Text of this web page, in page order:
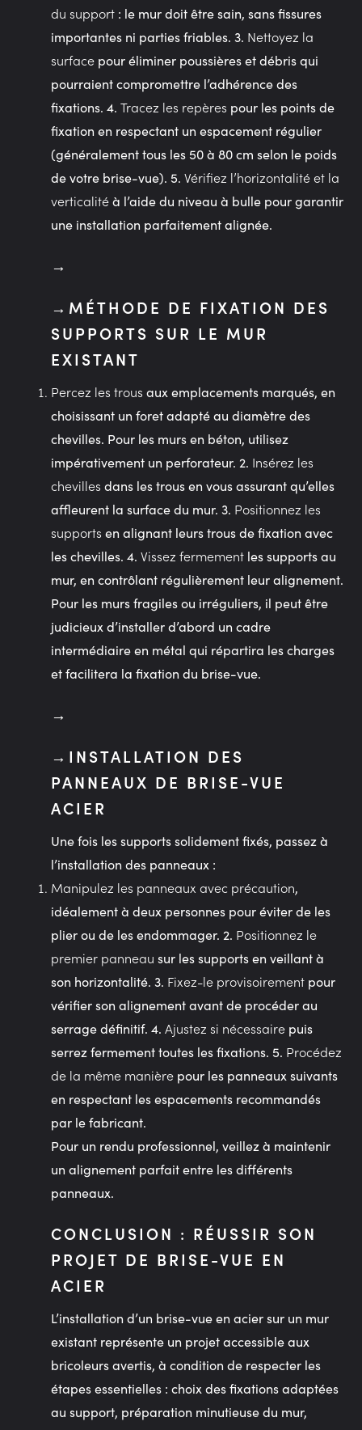
du support: le mur doit être sain, sans fissures
importantes ni parties friables. 3. Nettoyez la
surfacepour éliminer poussières et débris qui
pourraient compromettre l’adhérence des
fixations. 4. Tracez les repères pour les points de
fixation en respectant un espacement régulier
(généralement tous les 50 à 80 cm selon le poids
de votre brise-vue). 5. Vérifiez l’horizontalité et la
verticalitéà l’aide du niveau à bulle pour garantir
une installation parfaitement alignée.
MÉTHODE DE FIXATION DES
SUPPORTS SUR LE MUR
EXISTANT
Percez les trous aux emplacements marqués, en
choisissant un foret adapté au diamètre des
chevilles. Pour les murs en béton, utilisez
impérativement un perforateur. 2. Insérez les
chevilles dans les trous en vous assurant qu’elles
affleurent la surface du mur. 3. Positionnez les
supports en alignant leurs trous de fixation avec
les chevilles. 4. Vissez fermementles supports au
mur, en contrôlant régulièrement leur alignement.
Pour les murs fragiles ou irréguliers, il peut être
judicieux d’installer d’abord un cadre
intermédiaire en métal qui répartira les charges
et facilitera la fixation du brise-vue.
INSTALLATION DES
PANNEAUX DE BRISE-VUE
ACIER
Une fois les supports solidement fixés, passez à
l’installation des panneaux :
Manipulez les panneaux avec précaution,
idéalement à deux personnes pour éviter de les
plier ou de les endommager. 2. Positionnez le
premier panneau sur les supports en veillant à
son horizontalité. 3. Fixez-le provisoirementpour
vérifier son alignement avant de procéder au
serrage définitif. 4. Ajustez si nécessairepuis
serrez fermement toutes les fixations. 5. Procédez
de la même manièrepour les panneaux suivants
en respectant les espacements recommandés
par le fabricant.
Pour un rendu professionnel, veillez à maintenir
un alignement parfait entre les différents
panneaux.
CONCLUSION : RÉUSSIR SON
PROJET DE BRISE-VUE EN
ACIER
L’installation d’un brise-vue en acier sur un mur
existant représente un projet accessible aux
bricoleurs avertis, à condition de respecter les
étapes essentielles : choix des fixations adaptées
au support, préparation minutieuse du mur,